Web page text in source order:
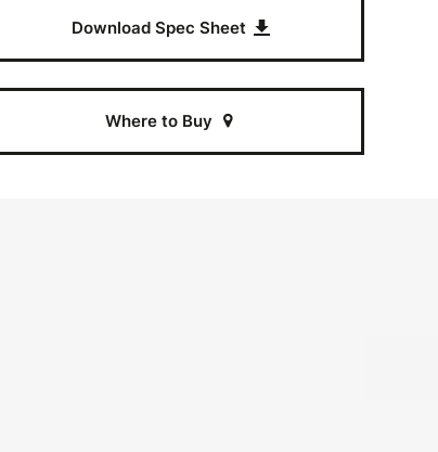
Download Spec Sheet
Where to Buy